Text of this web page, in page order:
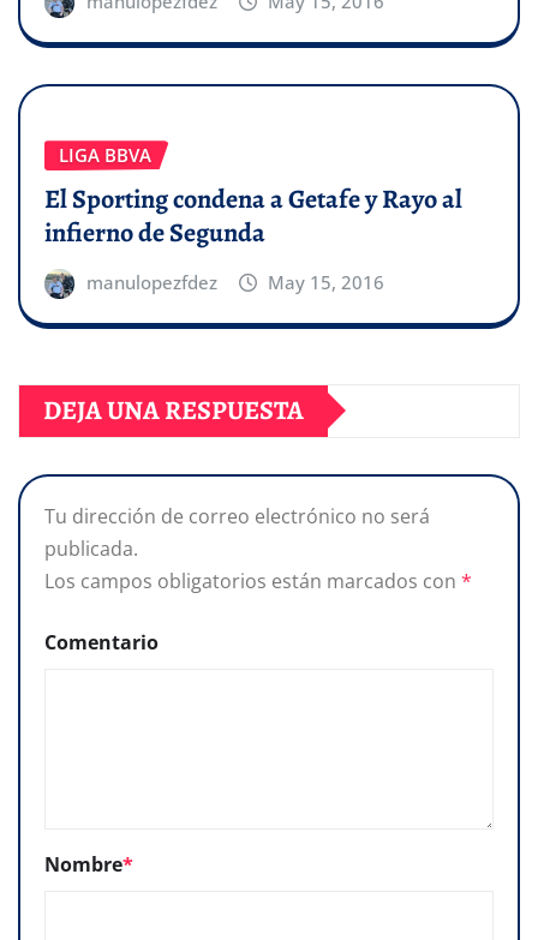
LIGA BBVA
El Sporting condena a Getafe y Rayo al
infierno de Segunda
manulopezfdez May 15, 2016
DEJA UNA RESPUESTA
Tu dirección de correo electrónico no será
publicada.
Los campos obligatorios están marcados con *
Comentario
Nombre*